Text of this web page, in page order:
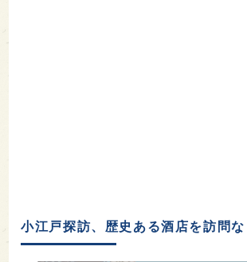
小江戸探訪、歴史ある酒店を訪問